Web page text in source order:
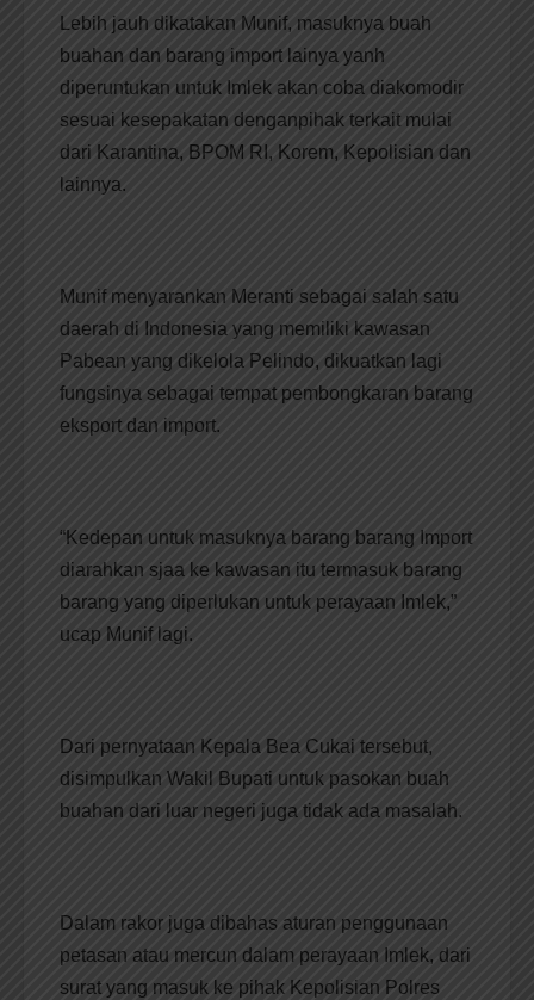
Lebih jauh dikatakan Munif, masuknya buah
buahan dan barang import lainya yanh
diperuntukan untuk Imlek akan coba diakomodir
sesuai kesepakatan denganpihak terkait mulai
dari Karantina, BPOM RI, Korem, Kepolisian dan
lainnya.
Munif menyarankan Meranti sebagai salah satu
daerah di Indonesia yang memiliki kawasan
Pabean yang dikelola Pelindo, dikuatkan lagi
fungsinya sebagai tempat pembongkaran barang
eksport dan import.
“Kedepan untuk masuknya barang barang Import
diarahkan sjaa ke kawasan itu termasuk barang
barang yang diperlukan untuk perayaan Imlek,”
ucap Munif lagi.
Dari pernyataan Kepala Bea Cukai tersebut,
disimpulkan Wakil Bupati untuk pasokan buah
buahan dari luar negeri juga tidak ada masalah.
Dalam rakor juga dibahas aturan penggunaan
petasan atau mercun dalam perayaan Imlek, dari
surat yang masuk ke pihak Kepolisian Polres